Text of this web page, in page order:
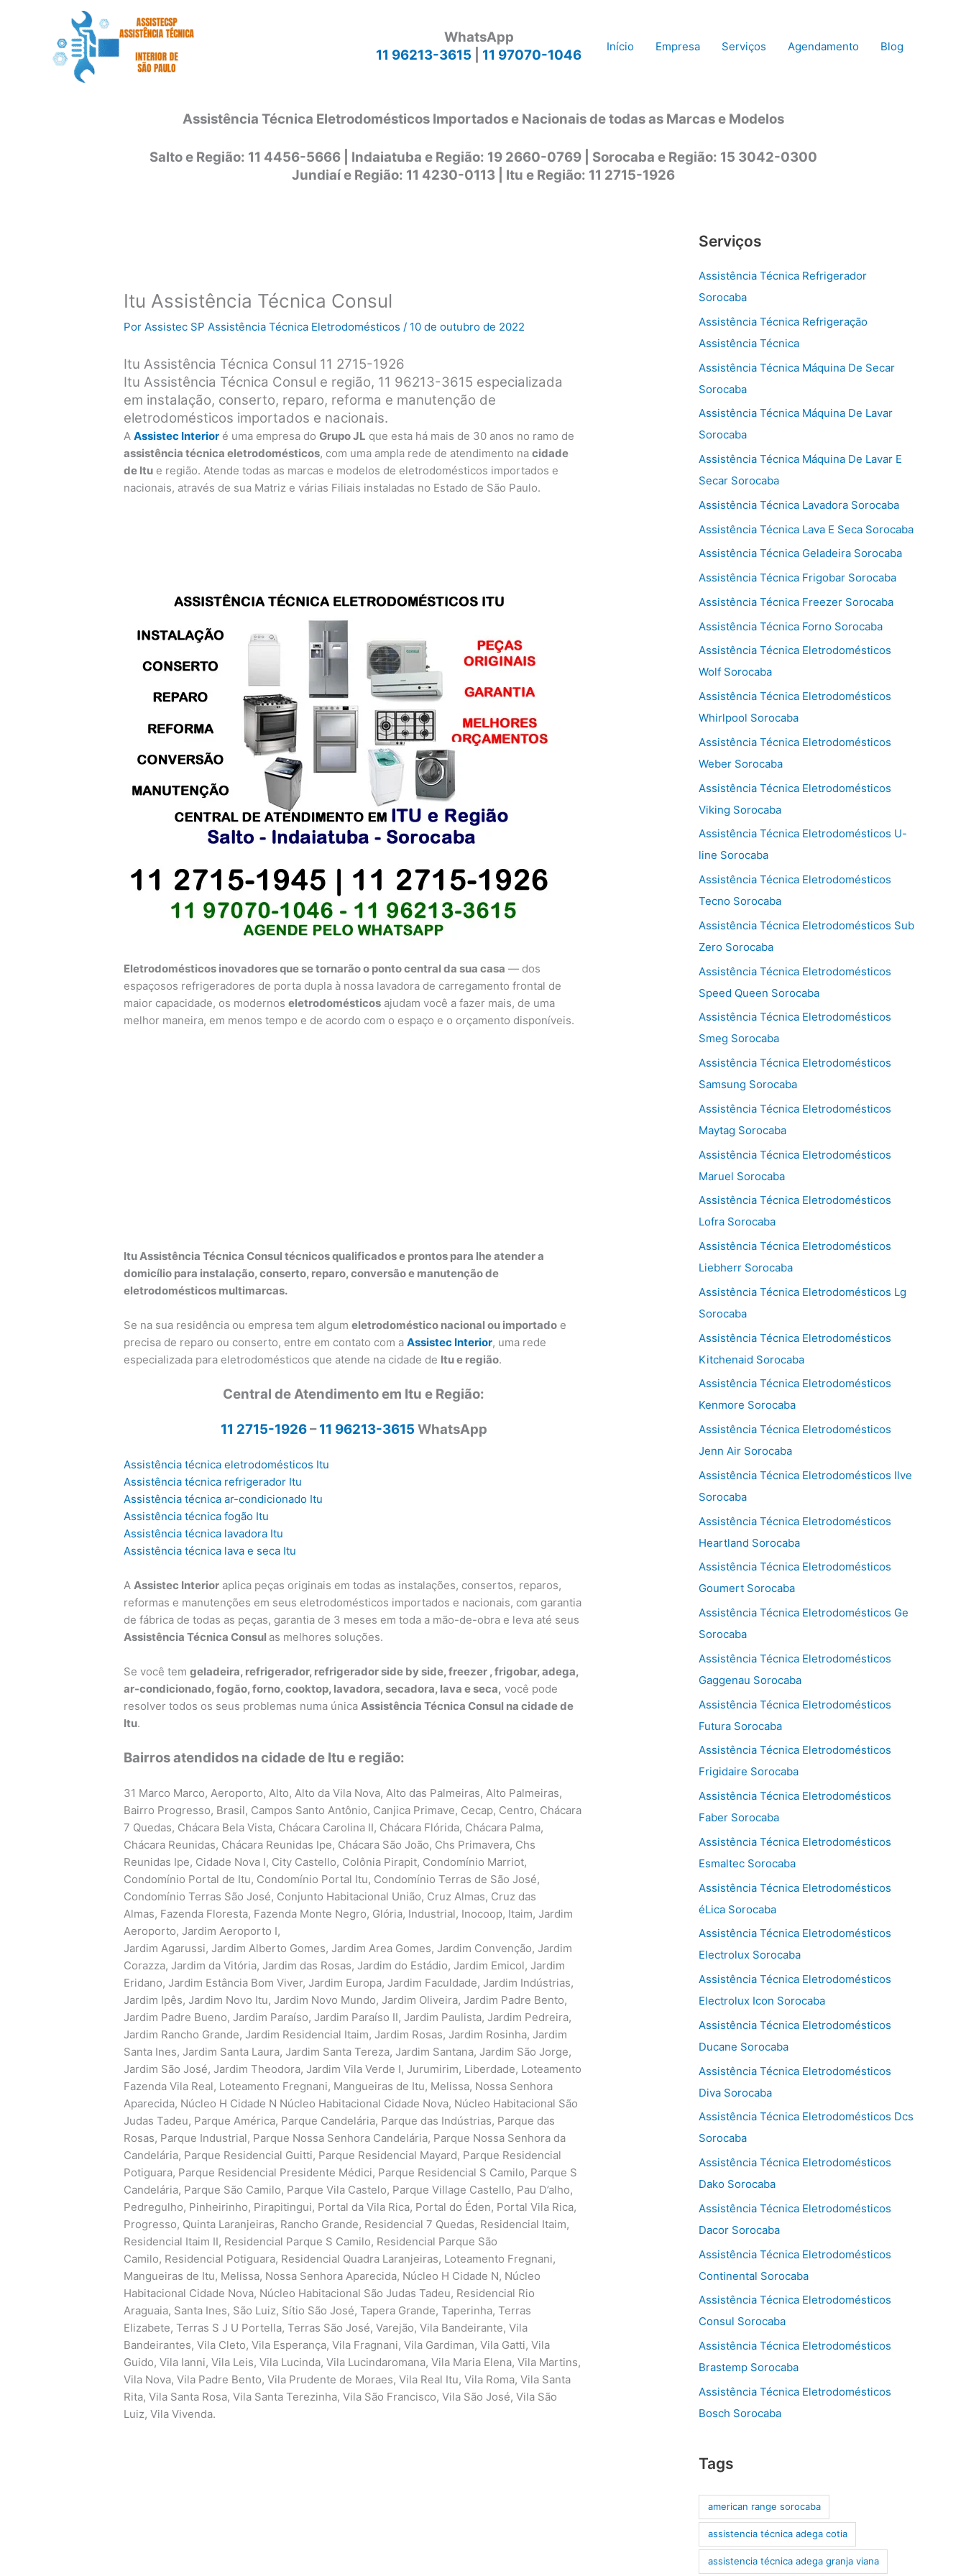
WhatsApp
11 96213-3615
11 97070-1046
Início Empresa Serviços Agendamento Blog
Assistência Técnica Eletrodomésticos Importados e Nacionais de todas as Marcas e Modelos
Salto e Região: 11 4456-5666 | Indaiatuba e Região: 19 2660-0769 | Sorocaba e Região: 15 3042-0300
Jundiaí e Região: 11 4230-0113 | Itu e Região: 11 2715-1926
Itu Assistência Técnica Consul
PorAssistec SP Assistência Técnica Eletrodomésticos/ 10 de outubro de 2022
Itu Assistência Técnica Consul 11 2715-1926
Itu Assistência Técnica Consul e região, 11 96213-3615 especializada
em instalação, conserto, reparo, reforma e manutenção de
eletrodomésticos importados e nacionais.
AAssistec Interior é uma empresa doGrupo JL que esta há mais de 30 anos no ramo de
assistência técnica eletrodomésticos, com uma ampla rede de atendimento nacidade
de Itu e região. Atende todas as marcas e modelos de eletrodomésticos importados e
nacionais, através de sua Matriz e várias Filiais instaladas no Estado de São Paulo.
Eletrodomésticos inovadores que se tornarão o ponto central da sua casa — dos
espaçosos refrigeradores de porta dupla à nossa lavadora de carregamento frontal de
maior capacidade, os modernoseletrodomésticos ajudam você a fazer mais, de uma
melhor maneira, em menos tempo e de acordo com o espaço e o orçamento disponíveis.
Itu Assistência Técnica Consul técnicos qualificados e prontos para lhe atender a
domicílio para instalação, conserto, reparo, conversão e manutenção de
eletrodomésticos multimarcas.
Se na sua residência ou empresa tem algumeletrodoméstico nacional ou importado e
precisa de reparo ou conserto, entre em contato com aAssistec Interior, uma rede
especializada para eletrodomésticos que atende na cidade de Itu e região.
Central de Atendimento em Itu e Região:
11 2715-1926–11 96213-3615 WhatsApp
Assistência técnica eletrodomésticos Itu
Assistência técnica refrigerador Itu
Assistência técnica ar-condicionado Itu
Assistência técnica fogão Itu
Assistência técnica lavadora Itu
Assistência técnica lava e seca Itu
AAssistec Interior aplica peças originais em todas as instalações, consertos, reparos,
reformas e manutenções em seus eletrodomésticos importados e nacionais, com garantia
de fábrica de todas as peças, garantia de 3 meses em toda a mão-de-obra e leva até seus
Assistência Técnica Consul as melhores soluções.
Se você temgeladeira, refrigerador, refrigerador side by side, freezer , frigobar, adega,
ar-condicionado, fogão, forno, cooktop, lavadora, secadora, lava e seca, você pode
resolver todos os seus problemas numa únicaAssistência Técnica Consul na cidade de
Itu.
Bairros atendidos na cidade de Itu e região:
31 Marco Marco, Aeroporto, Alto, Alto da Vila Nova, Alto das Palmeiras, Alto Palmeiras,
Bairro Progresso, Brasil, Campos Santo Antônio, Canjica Primave, Cecap, Centro, Chácara
7 Quedas, Chácara Bela Vista, Chácara Carolina II, Chácara Flórida, Chácara Palma,
Chácara Reunidas, Chácara Reunidas Ipe, Chácara São João, Chs Primavera, Chs
Reunidas Ipe, Cidade Nova I, City Castello, Colônia Pirapit, Condomínio Marriot,
Condomínio Portal de Itu, Condomínio Portal Itu, Condomínio Terras de São José,
Condomínio Terras São José, Conjunto Habitacional União, Cruz Almas, Cruz das
Almas, Fazenda Floresta, Fazenda Monte Negro, Glória, Industrial, Inocoop, Itaim, Jardim
Aeroporto, Jardim Aeroporto I,
Jardim Agarussi, Jardim Alberto Gomes, Jardim Area Gomes, Jardim Convenção, Jardim
Corazza, Jardim da Vitória, Jardim das Rosas, Jardim do Estádio, Jardim Emicol, Jardim
Eridano, Jardim Estância Bom Viver, Jardim Europa, Jardim Faculdade, Jardim Indústrias,
Jardim Ipês, Jardim Novo Itu, Jardim Novo Mundo, Jardim Oliveira, Jardim Padre Bento,
Jardim Padre Bueno, Jardim Paraíso, Jardim Paraíso II, Jardim Paulista, Jardim Pedreira,
Jardim Rancho Grande, Jardim Residencial Itaim, Jardim Rosas, Jardim Rosinha, Jardim
Santa Ines, Jardim Santa Laura, Jardim Santa Tereza, Jardim Santana, Jardim São Jorge,
Jardim São José, Jardim Theodora, Jardim Vila Verde I, Jurumirim, Liberdade, Loteamento
Fazenda Vila Real, Loteamento Fregnani, Mangueiras de Itu, Melissa, Nossa Senhora
Aparecida, Núcleo H Cidade N Núcleo Habitacional Cidade Nova, Núcleo Habitacional São
Judas Tadeu, Parque América, Parque Candelária, Parque das Indústrias, Parque das
Rosas, Parque Industrial, Parque Nossa Senhora Candelária, Parque Nossa Senhora da
Candelária, Parque Residencial Guitti, Parque Residencial Mayard, Parque Residencial
Potiguara, Parque Residencial Presidente Médici, Parque Residencial S Camilo, Parque S
Candelária, Parque São Camilo, Parque Vila Castelo, Parque Village Castello, Pau D’alho,
Pedregulho, Pinheirinho, Pirapitingui, Portal da Vila Rica, Portal do Éden, Portal Vila Rica,
Progresso, Quinta Laranjeiras, Rancho Grande, Residencial 7 Quedas, Residencial Itaim,
Residencial Itaim II, Residencial Parque S Camilo, Residencial Parque São
Camilo, Residencial Potiguara, Residencial Quadra Laranjeiras, Loteamento Fregnani,
Mangueiras de Itu, Melissa, Nossa Senhora Aparecida, Núcleo H Cidade N, Núcleo
Habitacional Cidade Nova, Núcleo Habitacional São Judas Tadeu, Residencial Rio
Araguaia, Santa Ines, São Luiz, Sítio São José, Tapera Grande, Taperinha, Terras
Elizabete, Terras S J U Portella, Terras São José, Varejão, Vila Bandeirante, Vila
Bandeirantes, Vila Cleto, Vila Esperança, Vila Fragnani, Vila Gardiman, Vila Gatti, Vila
Guido, Vila Ianni, Vila Leis, Vila Lucinda, Vila Lucindaromana, Vila Maria Elena, Vila Martins,
Vila Nova, Vila Padre Bento, Vila Prudente de Moraes, Vila Real Itu, Vila Roma, Vila Santa
Rita, Vila Santa Rosa, Vila Santa Terezinha, Vila São Francisco, Vila São José, Vila São
Luiz, Vila Vivenda.
Serviços
Assistência Técnica Refrigerador
Sorocaba
Assistência Técnica Refrigeração
Assistência Técnica
Assistência Técnica Máquina De Secar
Sorocaba
Assistência Técnica Máquina De Lavar
Sorocaba
Assistência Técnica Máquina De Lavar E
Secar Sorocaba
Assistência Técnica Lavadora Sorocaba
Assistência Técnica Lava E Seca Sorocaba
Assistência Técnica Geladeira Sorocaba
Assistência Técnica Frigobar Sorocaba
Assistência Técnica Freezer Sorocaba
Assistência Técnica Forno Sorocaba
Assistência Técnica Eletrodomésticos
Wolf Sorocaba
Assistência Técnica Eletrodomésticos
Whirlpool Sorocaba
Assistência Técnica Eletrodomésticos
Weber Sorocaba
Assistência Técnica Eletrodomésticos
Viking Sorocaba
Assistência Técnica Eletrodomésticos U-
line Sorocaba
Assistência Técnica Eletrodomésticos
Tecno Sorocaba
Assistência Técnica Eletrodomésticos Sub
Zero Sorocaba
Assistência Técnica Eletrodomésticos
Speed Queen Sorocaba
Assistência Técnica Eletrodomésticos
Smeg Sorocaba
Assistência Técnica Eletrodomésticos
Samsung Sorocaba
Assistência Técnica Eletrodomésticos
Maytag Sorocaba
Assistência Técnica Eletrodomésticos
Maruel Sorocaba
Assistência Técnica Eletrodomésticos
Lofra Sorocaba
Assistência Técnica Eletrodomésticos
Liebherr Sorocaba
Assistência Técnica Eletrodomésticos Lg
Sorocaba
Assistência Técnica Eletrodomésticos
Kitchenaid Sorocaba
Assistência Técnica Eletrodomésticos
Kenmore Sorocaba
Assistência Técnica Eletrodomésticos
Jenn Air Sorocaba
Assistência Técnica Eletrodomésticos Ilve
Sorocaba
Assistência Técnica Eletrodomésticos
Heartland Sorocaba
Assistência Técnica Eletrodomésticos
Goumert Sorocaba
Assistência Técnica Eletrodomésticos Ge
Sorocaba
Assistência Técnica Eletrodomésticos
Gaggenau Sorocaba
Assistência Técnica Eletrodomésticos
Futura Sorocaba
Assistência Técnica Eletrodomésticos
Frigidaire Sorocaba
Assistência Técnica Eletrodomésticos
Faber Sorocaba
Assistência Técnica Eletrodomésticos
Esmaltec Sorocaba
Assistência Técnica Eletrodomésticos
éLica Sorocaba
Assistência Técnica Eletrodomésticos
Electrolux Sorocaba
Assistência Técnica Eletrodomésticos
Electrolux Icon Sorocaba
Assistência Técnica Eletrodomésticos
Ducane Sorocaba
Assistência Técnica Eletrodomésticos
Diva Sorocaba
Assistência Técnica Eletrodomésticos Dcs
Sorocaba
Assistência Técnica Eletrodomésticos
Dako Sorocaba
Assistência Técnica Eletrodomésticos
Dacor Sorocaba
Assistência Técnica Eletrodomésticos
Continental Sorocaba
Assistência Técnica Eletrodomésticos
Consul Sorocaba
Assistência Técnica Eletrodomésticos
Brastemp Sorocaba
Assistência Técnica Eletrodomésticos
Bosch Sorocaba
Tags
american range sorocaba
assistencia técnica adega cotia
assistencia técnica adega granja viana